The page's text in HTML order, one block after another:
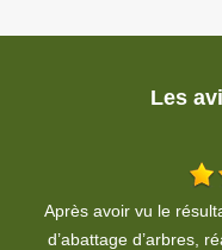
Les
Très bon travail.